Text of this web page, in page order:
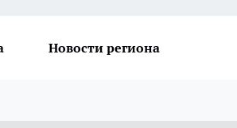
Новости региона